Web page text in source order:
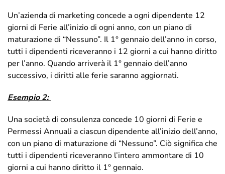
Un’azienda di marketing concede a ogni dipendente 12
giorni di Ferie all’inizio di ogni anno, con un piano di
maturazione di “Nessuno”. Il 1° gennaio dell’anno in corso,
tutti i dipendenti riceveranno i 12 giorni a cui hanno diritto
per l’anno. Quando arriverà il 1° gennaio dell’anno
successivo, i diritti alle ferie saranno aggiornati.
Esempio 2:
Una società di consulenza concede 10 giorni di Ferie e
Permessi Annuali a ciascun dipendente all’inizio dell’anno,
con un piano di maturazione di “Nessuno”. Ciò significa che
tutti i dipendenti riceveranno l’intero ammontare di 10
giorni a cui hanno diritto il 1° gennaio.